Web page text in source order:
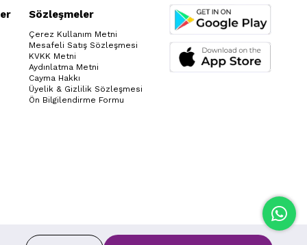
Sözleşmeler
Çerez Kullanım Metni
Mesafeli Satış Sözleşmesi
KVKK Metni
Aydınlatma Metni
Cayma Hakkı
Üyelik & Gizlilik Sözleşmesi
Ön Bilgilendirme Formu